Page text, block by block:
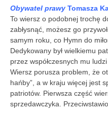
Obywatel prawy Tomasza
To wiersz o podobnej trochę
zabłysnąć, możesz go
samym roku, co Hymn do
Dedykowany był wielkiemu
przez współczesnych mu
Wiersz porusza problem, że
hańby”, a w kraju więcej jest
patriotów. Pierwsza część
sprzedawczyka.